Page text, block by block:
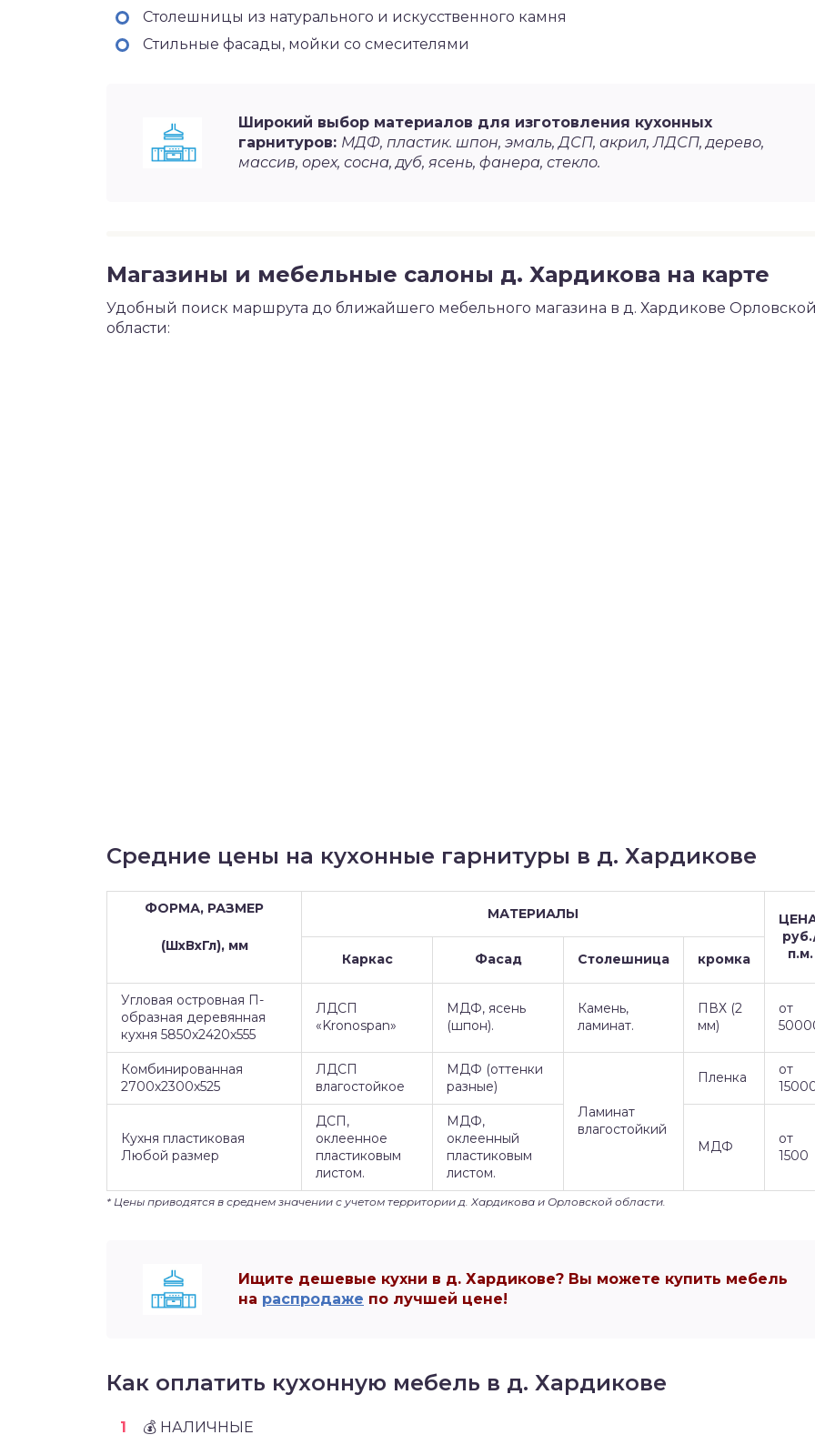
Столешницы из натурального и искусственного камня
Стильные фасады, мойки со смесителями
Широкий выбор материалов для изготовления кухонных
гарнитуров: МДФ, пластик. шпон, эмаль, ДСП, акрил, ЛДСП, дерево,
массив, орех, сосна, дуб, ясень, фанера, стекло.
Магазины и мебельные салоны д. Хардикова на карте
Удобный поиск маршрута до ближайшего мебельного магазина в д. Хардикове
области:
Средние цены на кухонные гарнитуры в д. Хардикове
ФОРМА, РАЗМЕР
(ШхВхГл), мм
МАТЕРИАЛЫ
п.м.
Каркас Фасад Столешница кромка
Угловая островная П-
образная деревянная
кухня 5850х2420х555
ЛДСП
«Kronospan»
МДФ, ясень
(шпон).
Камень,
ламинат.
ПВХ (2
мм)
от
Комбинированная
2700х2300х525
ЛДСП
влагостойкое
МДФ (оттенки
разные)
Ламинат
влагостойкий
Пленка
от
Кухня пластиковая
Любой размер
ДСП,
оклеенное
пластиковым
листом.
МДФ,
оклеенный
пластиковым
листом.
МДФ
от
1500
* Цены приводятся в среднем значении с учетом территории д. Хардикова и Орловской области.
Ищите дешевые кухни в д. Хардикове? Вы можете купить мебель
на распродаже по лучшей цене!
Как оплатить кухонную мебель в д. Хардикове
💰 НАЛИЧНЫЕ